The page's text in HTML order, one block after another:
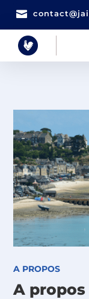

A PROPOS
A propos